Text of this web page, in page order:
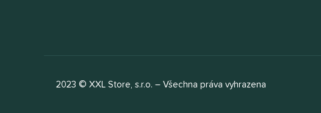
2023 © XXL Store, s.r.o. – Všechna práva vyhrazena